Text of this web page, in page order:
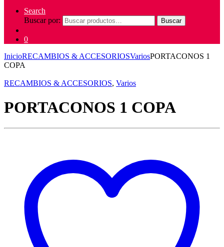
Search
Buscar por:
Buscar
0
InicioRECAMBIOS & ACCESORIOSVariosPORTACONOS 1
COPA
RECAMBIOS & ACCESORIOS, Varios
PORTACONOS 1 COPA